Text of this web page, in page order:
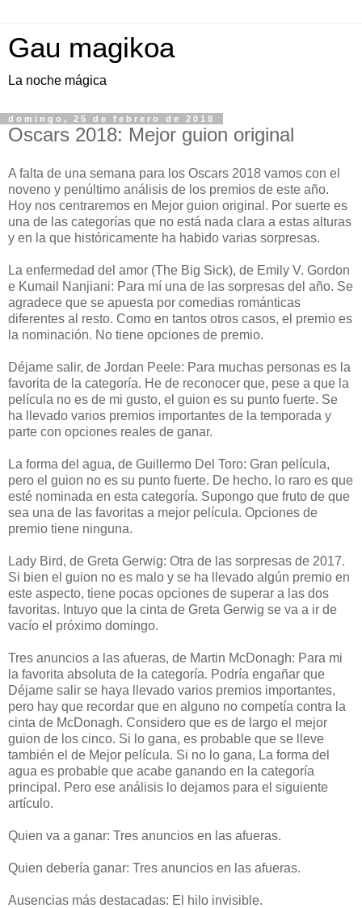
Gau magikoa
La noche mágica
domingo, 25 de febrero de 2018
Oscars 2018: Mejor guion original
A falta de una semana para los Oscars 2018 vamos con el
noveno y penúltimo análisis de los premios de este año.
Hoy nos centraremos en Mejor guion original. Por suerte es
una de las categorías que no está nada clara a estas alturas
y en la que históricamente ha habido varias sorpresas.
La enfermedad del amor (The Big Sick), de Emily V. Gordon
e Kumail Nanjiani: Para mí una de las sorpresas del año. Se
agradece que se apuesta por comedias románticas
diferentes al resto. Como en tantos otros casos, el premio es
la nominación. No tiene opciones de premio.
Déjame salir, de Jordan Peele: Para muchas personas es la
favorita de la categoría. He de reconocer que, pese a que la
película no es de mi gusto, el guion es su punto fuerte. Se
ha llevado varios premios importantes de la temporada y
parte con opciones reales de ganar.
La forma del agua, de Guillermo Del Toro: Gran película,
pero el guion no es su punto fuerte. De hecho, lo raro es que
esté nominada en esta categoría. Supongo que fruto de que
sea una de las favoritas a mejor película. Opciones de
premio tiene ninguna.
Lady Bird, de Greta Gerwig: Otra de las sorpresas de 2017.
Si bien el guion no es malo y se ha llevado algún premio en
este aspecto, tiene pocas opciones de superar a las dos
favoritas. Intuyo que la cinta de Greta Gerwig se va a ir de
vacío el próximo domingo.
Tres anuncios a las afueras, de Martin McDonagh: Para mi
la favorita absoluta de la categoría. Podría engañar que
Déjame salir se haya llevado varios premios importantes,
pero hay que recordar que en alguno no competía contra la
cinta de McDonagh. Considero que es de largo el mejor
guion de los cinco. Si lo gana, es probable que se lleve
también el de Mejor película. Si no lo gana, La forma del
agua es probable que acabe ganando en la categoría
principal. Pero ese análisis lo dejamos para el siguiente
artículo.
Quien va a ganar: Tres anuncios en las afueras.
Quien debería ganar: Tres anuncios en las afueras.
Ausencias más destacadas: El hilo invisible.